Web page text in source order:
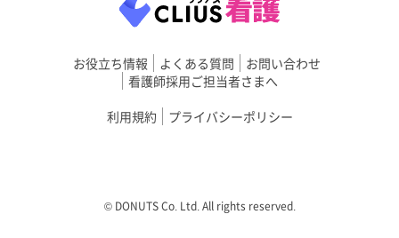
お役立ち情報 よくある質問
お問い合わせ
看護師採用ご担当者さまへ
利用規約
プライバシーポリシー
©︎ DONUTS Co. Ltd. All rights reserved.